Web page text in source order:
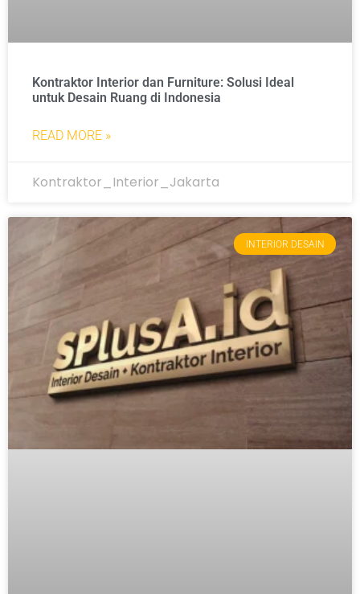
Kontraktor Interior dan Furniture: Solusi Ideal
untuk Desain Ruang di Indonesia
READ MORE »
Kontraktor_Interior_Jakarta
INTERIOR DESAIN